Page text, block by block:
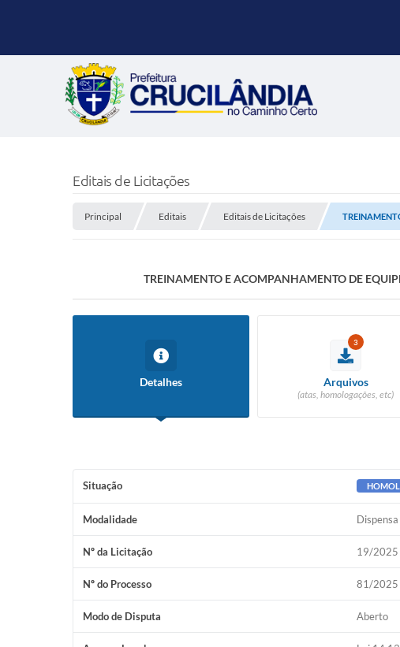
Editais de Licitações
Principal Editais Editais de Licitações
TREINAMENTO E ACOMPANHAMENTO DE
Detalhes
3
Arquivos
(atas, homologações, etc)
Situação
Modalidade
Nº da Licitação 19/2025
Nº do Processo 81/2025
Modo de Disputa Aberto